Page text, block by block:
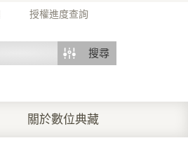
授權進度查詢
搜尋
關於數位典藏